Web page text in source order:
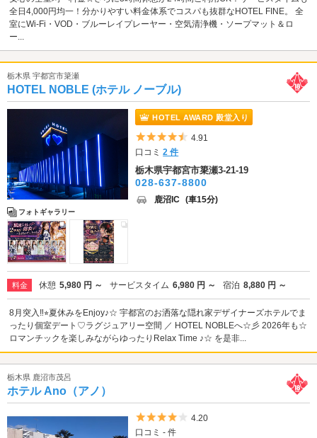
全日4,000円均一！分かりやすい料金体系でコスパも抜群なHOTEL FINE。 全
室にWi-Fi・VOD・ブルーレイプレーヤー・空気清浄機・ソープマット＆ロ
ー...
栃木県 宇都宮市簗瀬
HOTEL NOBLE (ホテル ノーブル)
フォトギャラリー
HOTEL AWARD 殿堂入り
5つ星のうち4.5
4.91
口コミ2 件
栃木県宇都宮市簗瀬3-21-19
028-637-8800
鹿沼IC (車15分)
料金 休憩 5,980 円 ～ サービスタイム 6,980 円 ～ 宿泊 8,880 円 ～
8月突入‼︎⭐︎夏休みをEnjoy♪☆ 宇都宮のお洒落な隠れ家デザイナーズホテルでま
ったり個室デート♡ラグジュアリー空間 ／ HOTEL NOBLEへ☆彡 2026年も☆
ロマンチックを楽しみながらゆったりRelax Time ♪☆ を是非...
栃木県 鹿沼市茂呂
ホテル Ano（アノ）
5つ星のうち4
4.20
口コミ - 件